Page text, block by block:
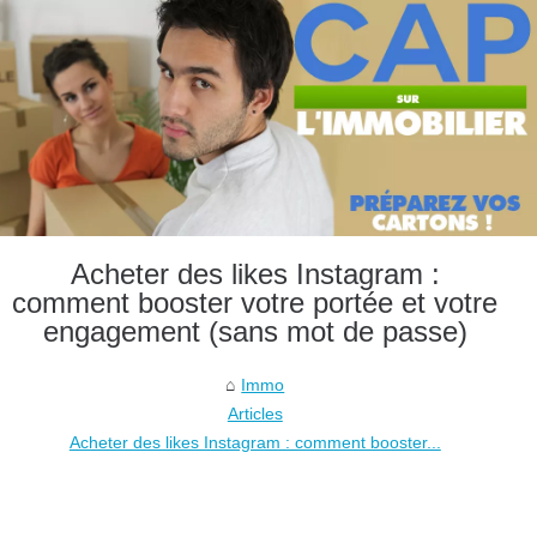
Acheter des likes Instagram :
comment booster votre portée et votre
engagement (sans mot de passe)
Immo
Articles
Acheter des likes Instagram : comment booster...